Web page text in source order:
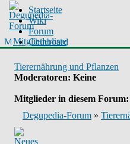
Mitgliederliste
Startseite
Wiki
Forum
Chinboard
Tierernährung und Pflanzen
Moderatoren: Keine
Mitglieder in diesem
Degupedia-Forum »